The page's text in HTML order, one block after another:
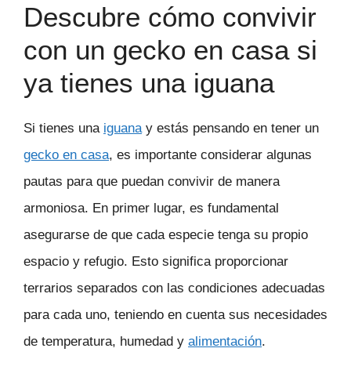
Descubre cómo convivir
con un gecko en casa si
ya tienes una iguana
Si tienes una iguana y estás pensando en tener un
gecko en casa, es importante considerar algunas
pautas para que puedan convivir de manera
armoniosa. En primer lugar, es fundamental
asegurarse de que cada especie tenga su propio
espacio y refugio. Esto significa proporcionar
terrarios separados con las condiciones adecuadas
para cada uno, teniendo en cuenta sus necesidades
de temperatura, humedad y alimentación.